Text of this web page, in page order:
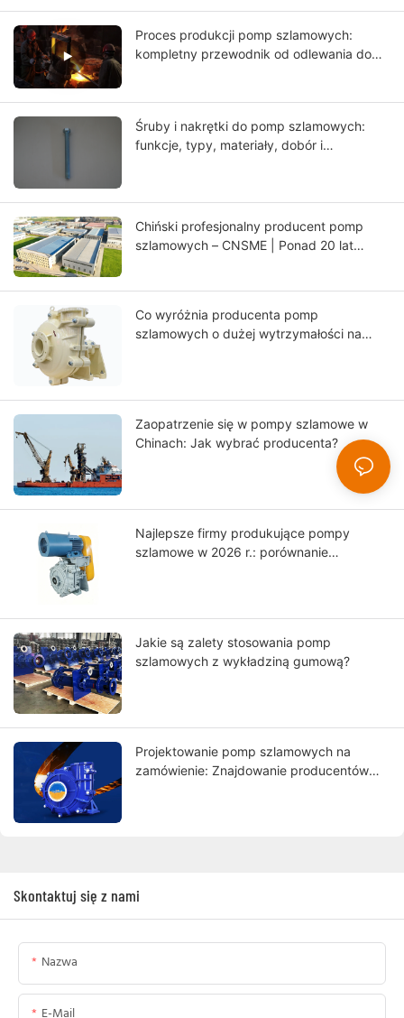
Proces produkcji pomp szlamowych:
kompletny przewodnik od odlewania do
Śruby i nakrętki do pomp szlamowych:
funkcje, typy, materiały, dobór i
Chiński profesjonalny producent pomp
szlamowych – CNSME | Ponad 20 lat
Co wyróżnia producenta pomp
szlamowych o dużej wytrzymałości na
Zaopatrzenie się w pompy szlamowe w
Chinach: Jak wybrać producenta?
Najlepsze firmy produkujące pompy
szlamowe w 2026 r.: porównanie
Jakie są zalety stosowania pomp
szlamowych z wykładziną gumową?
Projektowanie pomp szlamowych na
zamówienie: Znajdowanie producentów
Skontaktuj się z nami
Nazwa